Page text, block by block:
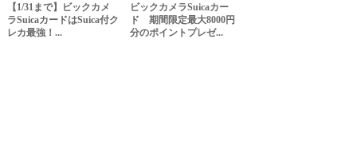
【1/31まで】ビックカメ
ラSuicaカードはSuica付ク
レカ最強！...
ビックカメラSuicaカー
ド 期間限定最大8000円
分のポイントプレゼ...